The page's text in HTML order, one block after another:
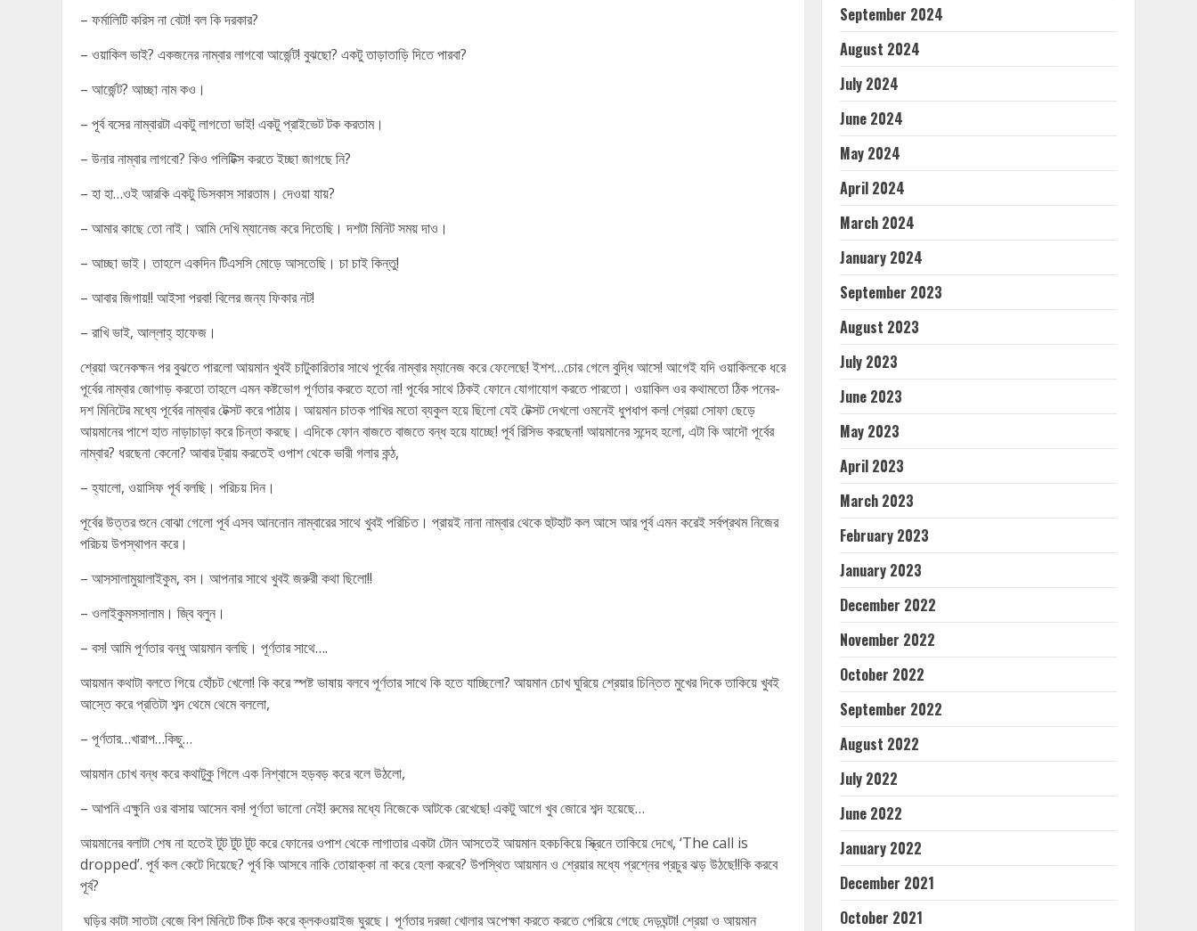
– ফর্মালিটি করিস না বেটা! বল কি দরকার?
– ওয়াকিল ভাই? একজনের নাম্বার লাগবো আর্জেন্ট! বুঝছো? একটু তাড়াতাড়ি দিতে পারবা?
– আর্জেন্ট? আচ্ছা নাম কও।
– পূর্ব বসের নাম্বারটা একটু লাগতো ভাই! একটু প্রাইভেট টক করতাম।
– উনার নাম্বার লাগবো? কিও পলিটিক্স করতে ইচ্ছা জাগছে নি?
– হা হা…ওই আরকি একটু ডিসকাস সারতাম। দেওয়া যায়?
– আমার কাছে তো নাই। আমি দেখি ম্যানেজ করে দিতেছি। দশটা মিনিট সময় দাও।
– আচ্ছা ভাই। তাহলে একদিন টিএসসি মোড়ে আসতেছি। চা চাই কিন্তু!
– আবার জিগায়!! আইসা পরবা! বিলের জন্য ফিকার নট!
– রাখি ভাই, আল্লাহ্ হাফেজ।
শ্রেয়া অনেকক্ষন পর বুঝতে পারলো আয়মান খুবই চাটুকারিতার সাথে পূর্বের নাম্বার ম্যানেজ করে ফেলেছে! ইশশ…চোর গেলে বুদ্ধি আসে! আগেই যদি ওয়াকিলকে ধরে
পূর্বের নাম্বার জোগাড় করতো তাহলে এমন কষ্টভোগ পূর্ণতার করতে হতো না! পূর্বের সাথে ঠিকই ফোনে যোগাযোগ করতে পারতো। ওয়াকিল ওর কথামতো ঠিক পনের-
দশ মিনিটের মধ্যে পূর্বের নাম্বার টেক্সট করে পাঠায়। আয়মান চাতক পাখির মতো ব্যকুল হয়ে ছিলো যেই টেক্সট দেখলো ওমনেই ধুপধাপ কল! শ্রেয়া সোফা ছেড়ে
আয়মানের পাশে হাত নাড়াচাড়া করে চিন্তা করছে। এদিকে ফোন বাজতে বাজতে বন্ধ হয়ে যাচ্ছে! পূর্ব রিসিভ করছেনা! আয়মানের সন্দেহ হলো, এটা কি আদৌ পূর্বের
নাম্বার? ধরছেনা কেনো? আবার ট্রায় করতেই ওপাশ থেকে ভারী গলার কন্ঠ,
– হ্যালো, ওয়াসিফ পূর্ব বলছি। পরিচয় দিন।
পূর্বের উত্তর শুনে বোঝা গেলো পূর্ব এসব আননোন নাম্বারের সাথে খুবই পরিচিত। প্রায়ই নানা নাম্বার থেকে হুটহাট কল আসে আর পূর্ব এমন করেই সর্বপ্রথম নিজের
পরিচয় উপস্থাপন করে।
– আসসালামুয়ালাইকুম, বস। আপনার সাথে খুবই জরুরী কথা ছিলো!!
– ওলাইকুমসসালাম। জ্বি বলুন।
– বস! আমি পূর্ণতার বন্ধু আয়মান বলছি। পূর্ণতার সাথে….
আয়মান কথাটা বলতে গিয়ে হোঁচট খেলো! কি করে স্পষ্ট ভাষায় বলবে পূর্ণতার সাথে কি হতে যাচ্ছিলো? আয়মান চোখ ঘুরিয়ে শ্রেয়ার চিন্তিত মুখের দিকে তাকিয়ে খুবই
আস্তে করে প্রতিটা শব্দ থেমে থেমে বললো,
– পূর্ণতার…খারাপ…কিছু…
আয়মান চোখ বন্ধ করে কথাটুকু গিলে এক নিশ্বাসে হড়বড় করে বলে উঠলো,
– আপনি এক্ষুনি ওর বাসায় আসেন বস! পূর্ণতা ভালো নেই! রুমের মধ্যে নিজেকে আটকে রেখেছে! একটু আগে খুব জোরে শব্দ হয়েছে…
আয়মানের বলাটা শেষ না হতেই টুট টুট টুট করে ফোনের ওপাশ থেকে লাগাতার একটা টোন আসতেই আয়মান হকচকিয়ে স্ক্রিনে তাকিয়ে দেখে, ‘The call is
dropped’. পূর্ব কল কেটে দিয়েছে? পূর্ব কি আসবে নাকি তোয়াক্কা না করে হেলা করবে? উপস্থিত আয়মান ও শ্রেয়ার মধ্যে প্রশ্নের প্রচুর ঝড় উঠছে!!কি করবে
পূর্ব?
ঘড়ির কাটা সাতটা বেজে বিশ মিনিটে টিক টিক করে ক্লকওয়াইজ ঘুরছে। পূর্ণতার দরজা খোলার অপেক্ষা করতে করতে পেরিয়ে গেছে দেড়ঘন্টা! শ্রেয়া ও আয়মান
September 2024
August 2024
July 2024
June 2024
May 2024
April 2024
March 2024
January 2024
September 2023
August 2023
July 2023
June 2023
May 2023
April 2023
March 2023
February 2023
January 2023
December 2022
November 2022
October 2022
September 2022
August 2022
July 2022
June 2022
January 2022
December 2021
October 2021